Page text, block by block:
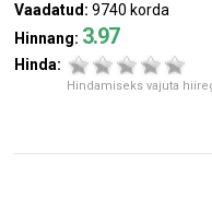
Vaadatud: 9740 korda
Hinnang: 3.97
Hinda:
Hindamiseks vajuta